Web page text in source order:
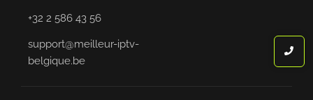
+32 2 586 43 56
support@meilleur-iptv-
belgique.be